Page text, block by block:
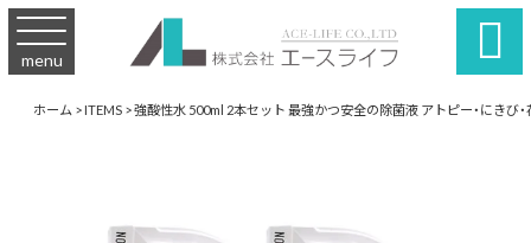
menu 
ホーム>ITEMS>強酸性水 500ml 2本セット 最強かつ安全の除菌液 アトピー・にきび